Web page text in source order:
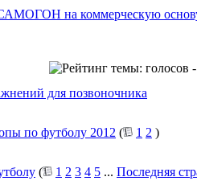
на коммерческую
для позвоночника
по футболу 2012 ( 1 2 )
( 1 2 3 4 5 ... Последняя